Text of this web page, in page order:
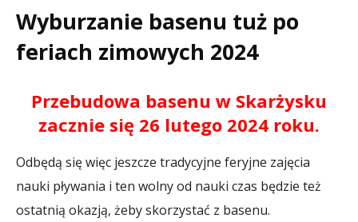
Wyburzanie basenu tuż po
feriach zimowych 2024
Przebudowa basenu w Skarżysku
zacznie się 26 lutego 2024 roku.
Odbędą się więc jeszcze tradycyjne feryjne zajęcia
nauki pływania i ten wolny od nauki czas będzie też
ostatnią okazją, żeby skorzystać z basenu.